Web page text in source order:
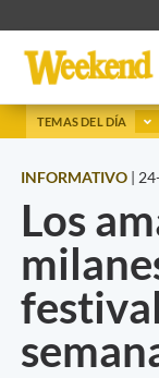
TEMAS DEL DÍA
INFORMATIVO |
Los